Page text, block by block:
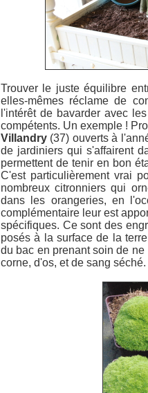
Trouver le juste équilibre
elles-mêmes réclame de
l'intérêt de bavarder avec
compétents. Un exemple !
Villandry (37) ouverts à
de jardiniers qui s'affairent
permettent de tenir en bon
C'est particulièrement vrai
nombreux citronniers qui
dans les orangeries, en
complémentaire leur est
spécifiques. Ce sont des
posés à la surface de la
du bac en prenant soin de
corne, d'os, et de sang séché.